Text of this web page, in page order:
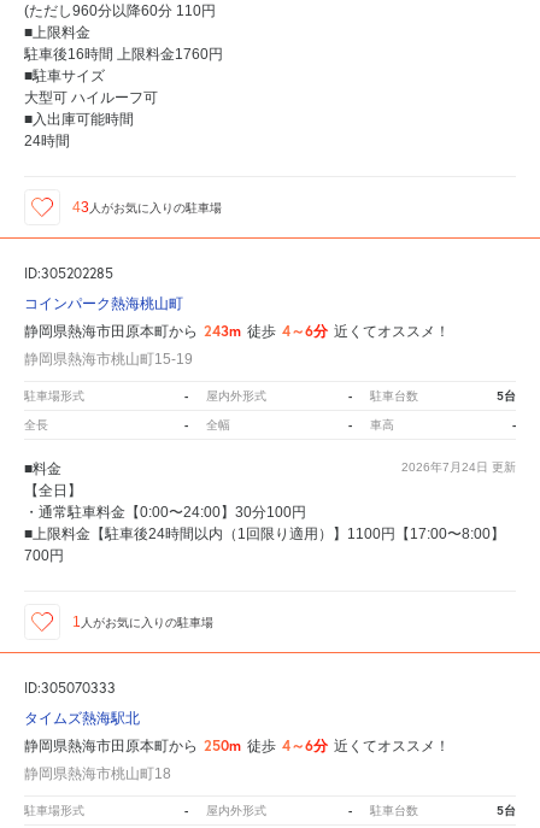
(ただし960分以降60分 110円
■上限料金
駐車後16時間 上限料金1760円
■駐車サイズ
大型可 ハイルーフ可
■入出庫可能時間
24時間
43 人がお気に入りの駐車場
ID:305202285
コインパーク熱海桃山町
静岡県熱海市田原本町から 243m 徒歩 4～6分 近くてオススメ！
静岡県熱海市桃山町15-19
駐車場形式 - 屋内外形式 - 駐車台数 5台
全長 - 全幅 - 車高 -
2026年7月24日 更新
■料金
【全日】
・通常駐車料金【0:00〜24:00】30分100円
■上限料金【駐車後24時間以内（1回限り適用）】1100円【17:00〜8:00】
700円
1 人がお気に入りの駐車場
ID:305070333
タイムズ熱海駅北
静岡県熱海市田原本町から 250m 徒歩 4～6分 近くてオススメ！
静岡県熱海市桃山町18
駐車場形式 - 屋内外形式 - 駐車台数 5台